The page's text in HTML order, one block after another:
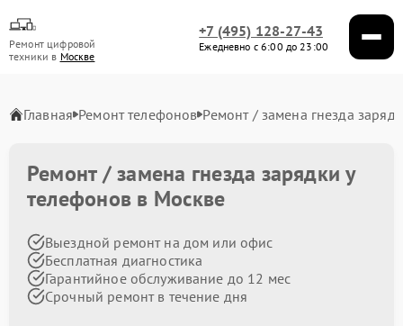
Ремонт цифровой
техники в Москве
+7 (495) 128-27-43
Ежедневно с 6:00 до 23:00
Главная Ремонт телефонов Ремонт / замена гнезда
Ремонт / замена гнезда зарядки у
телефонов в Москве
Выездной ремонт на дом или офис
Бесплатная диагностика
Гарантийное обслуживание до 12 мес
Срочный ремонт в течение дня